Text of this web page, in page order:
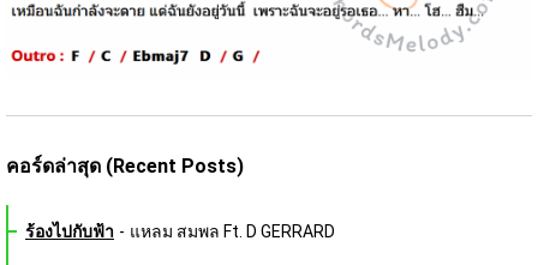
คอร์ดล่าสุด (Recent Posts)
ร้องไปกับฟ้า - แหลม สมพล Ft. D GERRARD